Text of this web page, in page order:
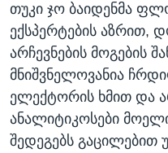
თუკი ჯო ბაიდენმა
ექსპერტების აზრით,
არჩევნების მოგების
მნიშვნელოვანია
ელექტორის ხმით და
ანალიტიკოსები
შედეგებს გაცილებით